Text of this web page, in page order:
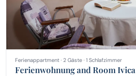
Ferienappartment · 2 Gäste · 1 Schlafzimmer
Ferienwohnung and Room Ivica